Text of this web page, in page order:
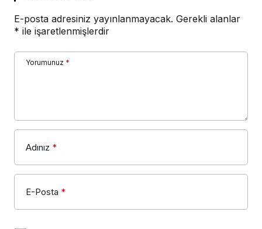
E-posta adresiniz yayınlanmayacak. Gerekli alanlar
* ile işaretlenmişlerdir
Yorumunuz *
Adınız *
E-Posta *